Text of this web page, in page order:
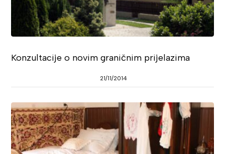
Konzultacije o novim graničnim prijelazima
21/11/2014